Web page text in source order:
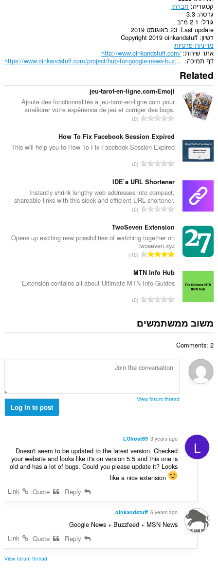
can
store
an
unlimited
amount
of
client-
side
data.
קטגוריה חברתי
גרסה 3.3
גודל 2.1 מ"ב
Last update 23 באוגוסט 2019
רשיון Copyright 2019 oinkandstuff
מדיניות פרטיות
אתר שירות http://www.oinkandstuff.com/
דף תמיכה
https://www.oinkandstuff.com/project/hub-for-google-news-buzzfeed/
Related
jeu-tarot-en-ligne.com•Emoji
Ajoute des fonctionnalités à jeu-tarot-en-ligne.com pour
améliorer votre expérience de jeu et corriger des bugs.
מ
פ
ר
י
ו
ג
י
ם
:
0
How To Fix Facebook Session Expired
This will help you to How To Fix Facebook Session Expired
מ
פ
ר
ד
י
ו
ג
י
ם
:
0
IDE`a URL Shortener
Instantly shrink lengthy web addresses into compact,
shareable links with this sleek and efficient URL shortener.
מ
פ
ר
ד
י
ו
ג
י
ם
0
TwoSeven Extension
Opens up exciting new possibilities of watching together on
twoseven.xyz
מ
פ
ר
י
ו
ג
:
10
MTN Info Hub
Extension contains all about Ultimate MTN Info Guides
מ
פ
ר
ר
ו
ם
0
משוב ממשתמשים
Comments: 2
View forum thread
Log in to post
L
LGhost69 3 years ago
Doesn't seem to be updated to the latest version. Checked
your website and looks like it's on version 5.5 and this one is
old and has a lot of bugs. Could you please update it? Looks
like a nice extension
Link
oinkandstuff 6 years ago
Google News + Buzzfeed + MSN News
Link
View forum thread